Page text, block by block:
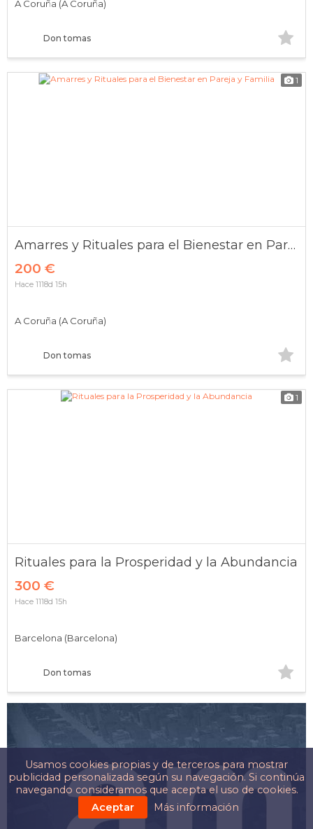
Don tomas
A Coruña (A Coruña)
1
Amarres y Rituales para el Bienestar en Pareja y Familia
200 €
Don tomas
A Coruña (A Coruña)
Hace 1118d 15h
1
Rituales para la Prosperidad y la Abundancia
300 €
Don tomas
Barcelona (Barcelona)
Hace 1118d 15h
Usamos cookies propias y de terceros para mostrar
publicidad personalizada según su navegación. Si continúa
navegando consideramos que acepta el uso de cookies.
Aceptar
Más información